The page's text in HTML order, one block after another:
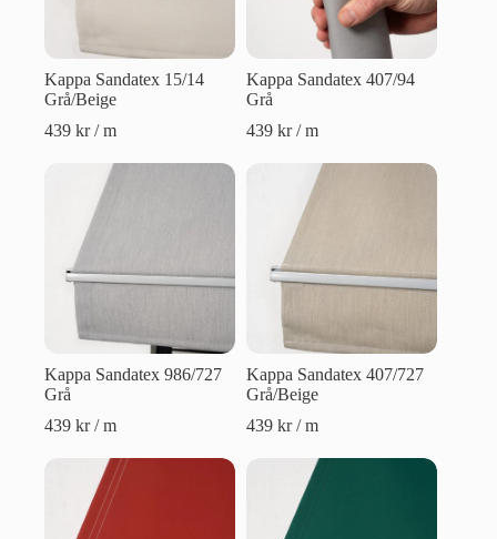
Kappa Sandatex 15/14
Grå/Beige
439 kr / m
Kappa Sandatex 407/94
Grå
439kr / m
Kappa Sandatex 986/727
Grå
439 kr / m
Kappa Sandatex 407/727
Grå/Beige
439kr / m